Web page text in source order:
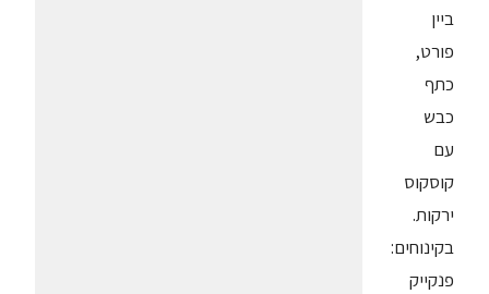
ביין
פורט,
כתף
כבש
עם
קוסקוס
ירקות.
בקינוחים:
פנקייק